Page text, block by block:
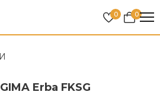
0 0
Erba FKSG